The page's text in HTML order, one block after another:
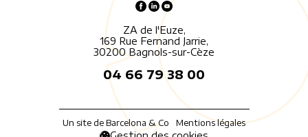
ZA de l'Euze,
169 Rue Fernand Jarrie,
30200 Bagnols-sur-Cèze
04 66 79 38 00
Un site de Barcelona & Co Mentions légales